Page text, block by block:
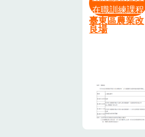
四、參加對
象：已取得食
農教育專業人
友、農會推廣
人員、產銷班
班員、家政班
班員、四健會
職培訓」課
程，以延續食
習內容，希望
提高食農教育
專業人員在不
在職訓練課程
臺東區農業改
良場